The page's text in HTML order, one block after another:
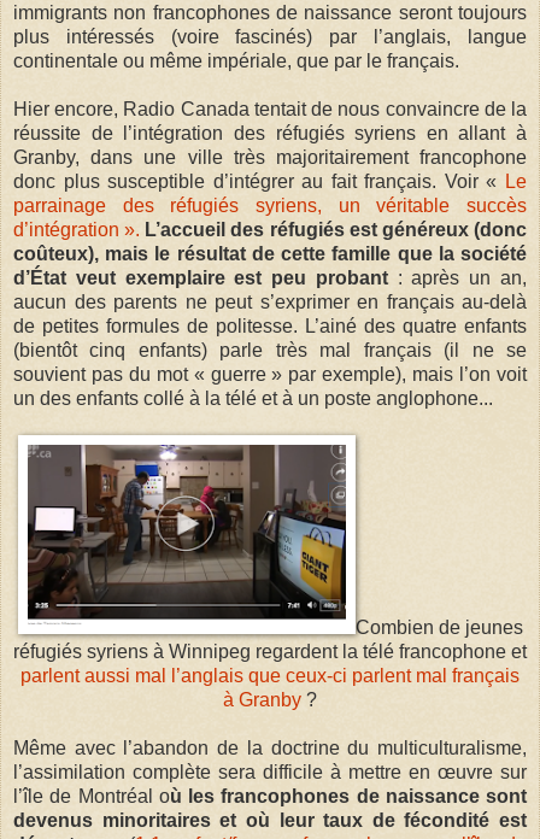
immigrants non francophones de naissance seront toujours
plus intéressés (voire fascinés) par l’anglais, langue
continentale ou même impériale, que par le français.
Hier encore, Radio Canada tentait de nous convaincre de la
réussite de l’intégration des réfugiés syriens en allant à
Granby, dans une ville très majoritairement francophone
donc plus susceptible d’intégrer au fait français. Voir « Le
parrainage des réfugiés syriens, un véritable succès
d’intégration ». L’accueil des réfugiés est généreux (donc
coûteux), mais le résultat de cette famille que la société
d’État veut exemplaire est peu probant : après un an,
aucun des parents ne peut s’exprimer en français au-delà
de petites formules de politesse. L’ainé des quatre enfants
(bientôt cinq enfants) parle très mal français (il ne se
souvient pas du mot « guerre » par exemple), mais l’on voit
un des enfants collé à la télé et à un poste anglophone...
Combien de jeunes
réfugiés syriens à Winnipeg regardent la télé francophone et
parlent aussi mal l’anglais que ceux-ci parlent mal français
à Granby ?
Même avec l’abandon de la doctrine du multiculturalisme,
l’assimilation complète sera difficile à mettre en œuvre sur
l’île de Montréal où les francophones de naissance sont
devenus minoritaires et où leur taux de fécondité est